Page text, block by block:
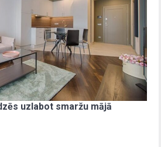
uzlabot smaržu mājā